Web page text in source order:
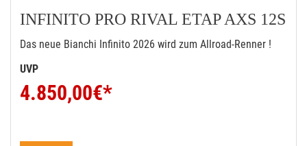
INFINITO PRO RIVAL ETAP AXS 12S
Das neue Bianchi Infinito 2026 wird zum Allroad-Renner !
UVP
4.850,00€*